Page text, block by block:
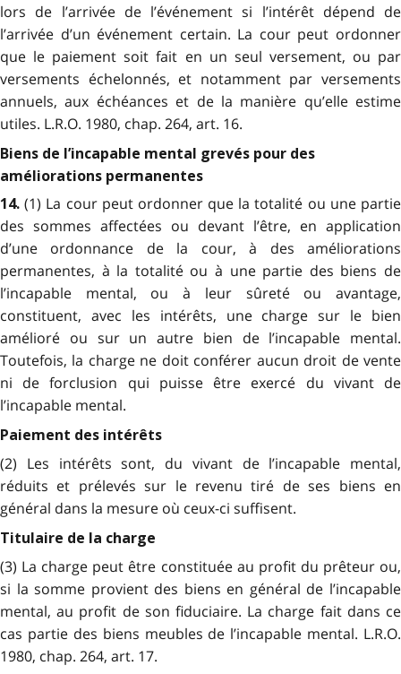
lors de l’arrivée de l’événement si l’intérêt dépend de
l’arrivée d’un événement certain. La cour peut ordonner
que le paiement soit fait en un seul versement, ou par
versements échelonnés, et notamment par versements
annuels, aux échéances et de la manière qu’elle estime
utiles. L.R.O. 1980, chap. 264, art. 16.
Biens de l’incapable mental grevés pour des
améliorations permanentes
14.(1) La cour peut ordonner que la totalité ou une partie
des sommes affectées ou devant l’être, en application
d’une ordonnance de la cour, à des améliorations
permanentes, à la totalité ou à une partie des biens de
l’incapable mental, ou à leur sûreté ou avantage,
constituent, avec les intérêts, une charge sur le bien
amélioré ou sur un autre bien de l’incapable mental.
Toutefois, la charge ne doit conférer aucun droit de vente
ni de forclusion qui puisse être exercé du vivant de
l’incapable mental.
Paiement des intérêts
(2) Les intérêts sont, du vivant de l’incapable mental,
réduits et prélevés sur le revenu tiré de ses biens en
général dans la mesure où ceux-ci suffisent.
Titulaire de la charge
(3) La charge peut être constituée au profit du prêteur ou,
si la somme provient des biens en général de l’incapable
mental, au profit de son fiduciaire. La charge fait dans ce
cas partie des biens meubles de l’incapable mental. L.R.O.
1980, chap. 264, art. 17.